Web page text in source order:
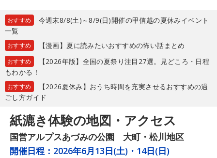
おすすめ
今週末8/8(土)～8/9(日)開催の甲信越の夏休みイベント
一覧
おすすめ 【漫画】夏に読みたいおすすめの怖い話まとめ
おすすめ
【2026年版】全国の夏祭り注目27選。見どころ・日程
もわかる！
おすすめ
【2026夏休み】おうち時間を充実させるおすすめの過
ごし方ガイド
紙漉き体験の地図・アクセス
国営アルプスあづみの公園 大町・松川地区
開催日程： 2026年6月13日(土)・14日(日)